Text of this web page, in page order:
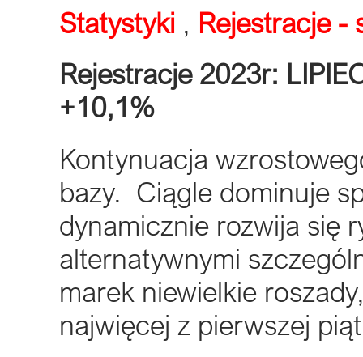
Statystyki , Rejestracje -
Rejestracje 2023r:
+10,1%
Kontynuacja
bazy. Ciągle dominuje
dynamicznie rozwija się
alternatywnymi
marek niewielkie
najwięcej z pierwszej